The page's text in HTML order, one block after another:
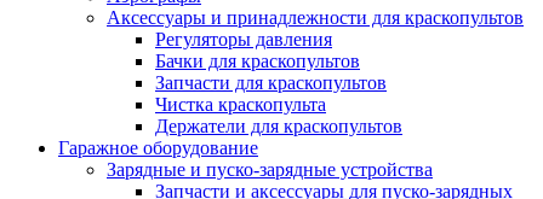
Аксессуары и принадлежности для краскопультов
Регуляторы давления
Бачки для краскопультов
Запчасти для краскопультов
Чистка краскопульта
Держатели для краскопультов
Гаражное оборудование
Зарядные и пуско-зарядные устройства
Запчасти и аксессуары для пуско-зарядных